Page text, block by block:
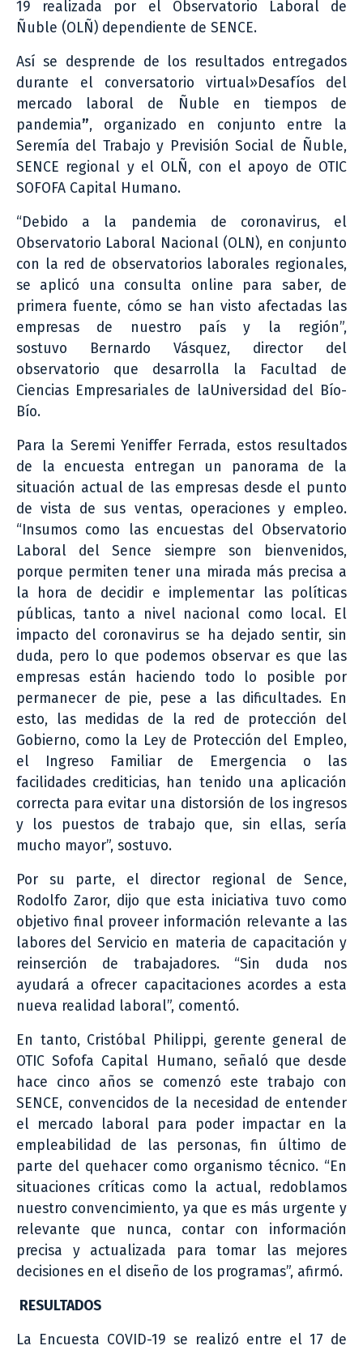
19 realizada por el Observatorio Laboral de
Ñuble (OLÑ) dependiente de SENCE.
Así se desprende de los resultados entregados
durante el conversatorio virtual»Desafíos del
mercado laboral de Ñuble en tiempos de
pandemia”, organizado en conjunto entre la
Seremía del Trabajo y Previsión Social de Ñuble,
SENCE regional y el OLÑ, con el apoyo de OTIC
SOFOFA Capital Humano.
“Debido a la pandemia de coronavirus, el
Observatorio Laboral Nacional (OLN), en conjunto
con la red de observatorios laborales regionales,
se aplicó una consulta online para saber, de
primera fuente, cómo se han visto afectadas las
empresas de nuestro país y la región”,
sostuvo Bernardo Vásquez, director del
observatorio que desarrolla la Facultad de
Ciencias Empresariales de laUniversidad del Bío-
Bío.
Para la Seremi Yeniffer Ferrada, estos resultados
de la encuesta entregan un panorama de la
situación actual de las empresas desde el punto
de vista de sus ventas, operaciones y empleo.
“Insumos como las encuestas del Observatorio
Laboral del Sence siempre son bienvenidos,
porque permiten tener una mirada más precisa a
la hora de decidir e implementar las políticas
públicas, tanto a nivel nacional como local. El
impacto del coronavirus se ha dejado sentir, sin
duda, pero lo que podemos observar es que las
empresas están haciendo todo lo posible por
permanecer de pie, pese a las dificultades. En
esto, las medidas de la red de protección del
Gobierno, como la Ley de Protección del Empleo,
el Ingreso Familiar de Emergencia o las
facilidades crediticias, han tenido una aplicación
correcta para evitar una distorsión de los ingresos
y los puestos de trabajo que, sin ellas, sería
mucho mayor”, sostuvo.
Por su parte, el director regional de Sence,
Rodolfo Zaror, dijo que esta iniciativa tuvo como
objetivo final proveer información relevante a las
labores del Servicio en materia de capacitación y
reinserción de trabajadores. “Sin duda nos
ayudará a ofrecer capacitaciones acordes a esta
nueva realidad laboral”, comentó.
En tanto, Cristóbal Philippi, gerente general de
OTIC Sofofa Capital Humano, señaló que desde
hace cinco años se comenzó este trabajo con
SENCE, convencidos de la necesidad de entender
el mercado laboral para poder impactar en la
empleabilidad de las personas, fin último de
parte del quehacer como organismo técnico. “En
situaciones críticas como la actual, redoblamos
nuestro convencimiento, ya que es más urgente y
relevante que nunca, contar con información
precisa y actualizada para tomar las mejores
decisiones en el diseño de los programas”, afirmó.
RESULTADOS
La Encuesta COVID-19 se realizó entre el 17 de